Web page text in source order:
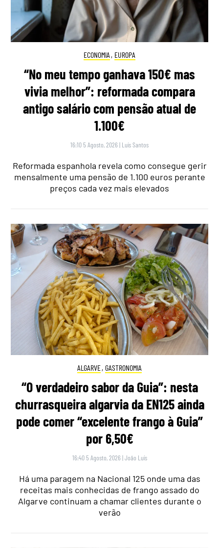
ECONOMIA , EUROPA
“No meu tempo ganhava 150€ mas
vivia melhor”: reformada compara
antigo salário com pensão atual de
1.100€
16:10 5 Agosto, 2026 | Luís Santos
Reformada espanhola revela como consegue gerir
mensalmente uma pensão de 1.100 euros perante
preços cada vez mais elevados
ALGARVE, GASTRONOMIA
“O verdadeiro sabor da Guia”: nesta
churrasqueira algarvia da EN125 ainda
pode comer “excelente frango à Guia”
por 6,50€
16:40 5 Agosto, 2026 |João Luís
Há uma paragem na Nacional 125 onde uma das
receitas mais conhecidas de frango assado do
Algarve continuam a chamar clientes durante o
verão